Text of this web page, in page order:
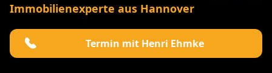
Immobilienexperte aus Hannover
Termin mit Henri Ehmke